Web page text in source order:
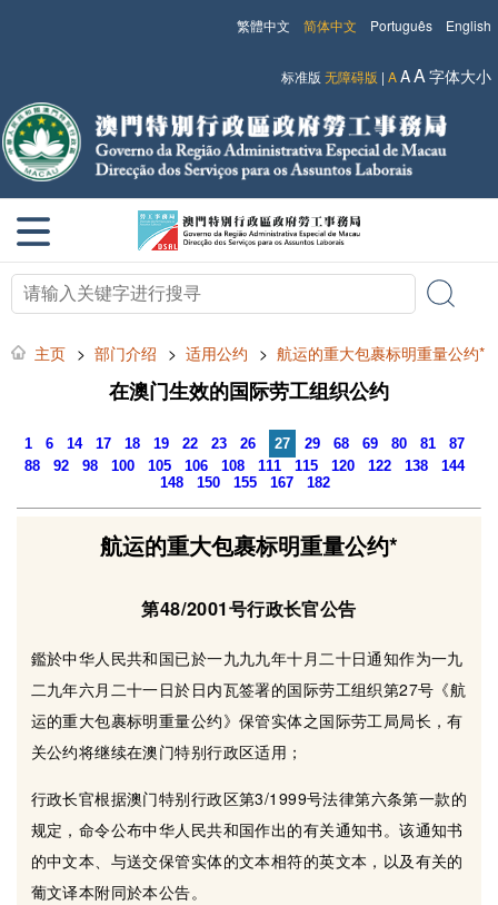
English
Português
简体中文
繁體中文
标准版 无障碍版 | AAA字体大小
主页 > 部门介绍 > 适用公约 > 航运的重大包裹标明重量公约*
在澳门生效的国际劳工组织公约
1 6 14 17 18 19 22 23 26 27 29 68 69 80 81
87
88
92 98 100 105 106 108 111 115 120 122 138
144
148
150 155 167 182
航运的重大包裹标明重量公约*
第48/2001号行政长官公告
鑑於中华人民共和国已於一九九九年十月二十日通知作为一九
二九年六月二十一日於日内瓦签署的国际劳工组织第27号《航
运的重大包裹标明重量公约》保管实体之国际劳工局局长，有
关公约将继续在澳门特别行政区适用；
行政长官根据澳门特别行政区第3/1999号法律第六条第一款的
规定，命令公布中华人民共和国作出的有关通知书。该通知书
的中文本、与送交保管实体的文本相符的英文本，以及有关的
葡文译本附同於本公告。